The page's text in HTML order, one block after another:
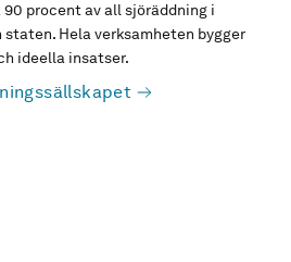
90 procent av all sjöräddning i
Hela verksamheten bygger
ideella insatser.